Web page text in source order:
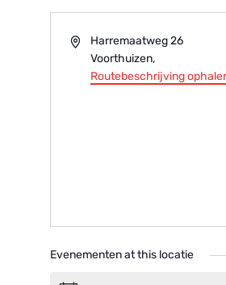
AdresHarremaatweg 26
Voorthuizen,
Routebeschrijving
Evenementen at this locatie